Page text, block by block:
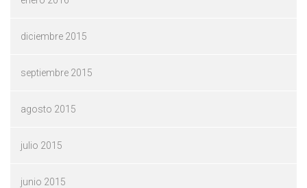
diciembre 2015
septiembre 2015
agosto 2015
julio 2015
junio 2015